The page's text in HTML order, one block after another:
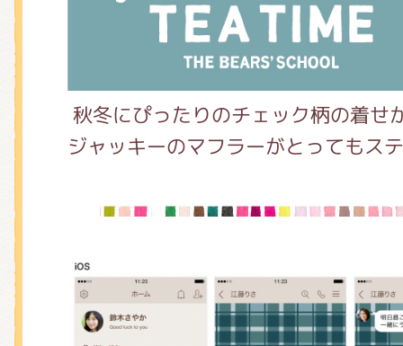
秋冬にぴったりのチェック柄の着せ
ジャッキーのマフラーがとってもス
チア ジャッキーズ！
くまのがっこう しょくいんしつ